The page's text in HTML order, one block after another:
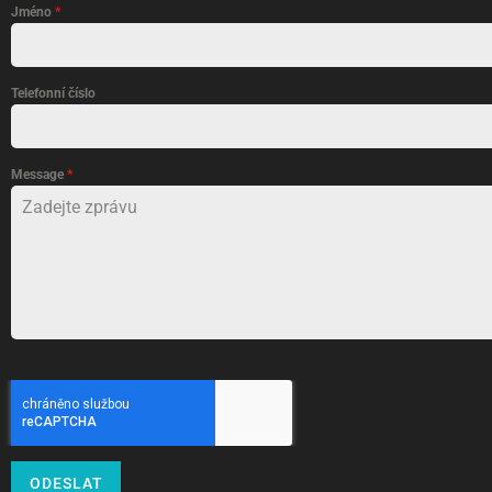
Jméno *
Telefonní číslo
Message *
ODESLAT